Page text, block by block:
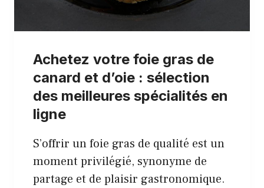
Achetez votre foie gras de
canard et d’oie : sélection
des meilleures spécialités en
ligne
S’offrir un foie gras de qualité est un
moment privilégié, synonyme de
partage et de plaisir gastronomique.